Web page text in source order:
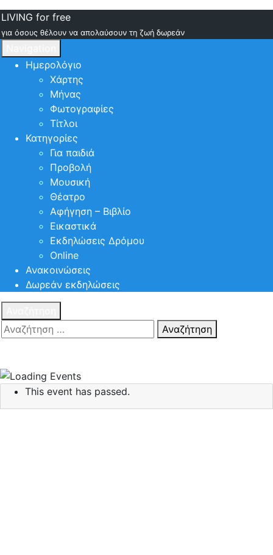
LIVING for free
για όσους θέλουν να απολαύσουν τη ζωή δωρεάν
Ημερολόγιο
Χάρτης
Μήνας
Φωτογραφίες
Τίτλοι
Κατηγορίες
Για παιδιά
Προβολή
Μουσική
Θέατρο
Αφήγηση – Βιβλίο
Εικαστικά
Εκδηλώσεις Δρόμου
Online
Ανακοινώσεις
Δωρεάν εκδηλώσεις
Αναζήτηση
This event has passed.